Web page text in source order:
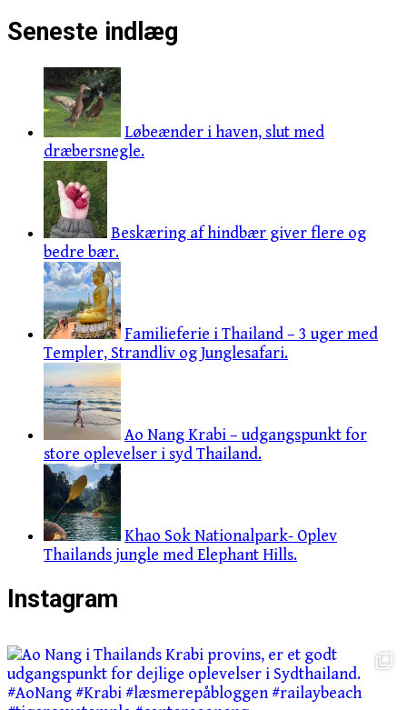
Seneste indlæg
Løbeænder i haven, slut med
dræbersnegle.
Beskæring af hindbær giver flere og
bedre bær.
Familieferie i Thailand – 3 uger med
Templer, Strandliv og Junglesafari.
Ao Nang Krabi – udgangspunkt for
store oplevelser i syd Thailand.
Khao Sok Nationalpark- Oplev
Thailands jungle med Elephant Hills.
Instagram